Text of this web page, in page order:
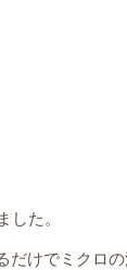
た。
だけでミクロ